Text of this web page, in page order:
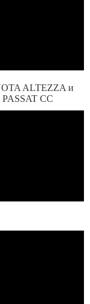
ALTEZZA и
CC